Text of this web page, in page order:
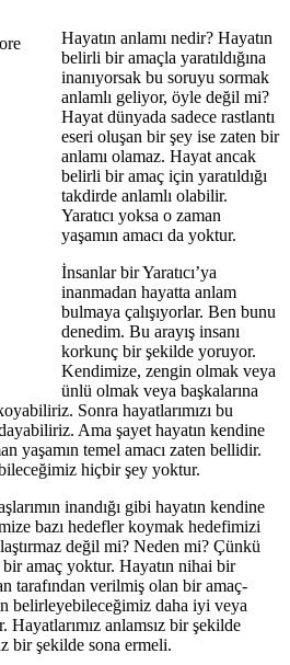
Hayatın anlamı nedir? Hayatın
belirli bir amaçla yaratıldığına
inanıyorsak bu soruyu sormak
anlamlı geliyor, öyle değil mi?
Hayat dünyada sadece rastlantı
eseri oluşan bir şey ise zaten bir
anlamı olamaz. Hayat ancak
belirli bir amaç için yaratıldığı
takdirde anlamlı olabilir.
Yaratıcı yoksa o zaman
yaşamın amacı da yoktur.
İnsanlar bir Yaratıcı’ya
inanmadan hayatta anlam
bulmaya çalışıyorlar. Ben bunu
denedim. Bu arayış insanı
korkunç bir şekilde yoruyor.
Kendimize, zengin olmak veya
ünlü olmak veya başkalarına
Sonra hayatlarımızı bu
Ama şayet hayatın kendine
yaşamın temel amacı zaten bellidir.
hiçbir şey yoktur.
inandığı gibi hayatın kendine
bazı hedefler koymak hedefimizi
değil mi? Neden mi? Çünkü
amaç yoktur. Hayatın nihai bir
tarafından verilmiş olan bir amaç-
belirleyebileceğimiz daha iyi veya
anlamsız bir şekilde
bir şekilde sona ermeli.